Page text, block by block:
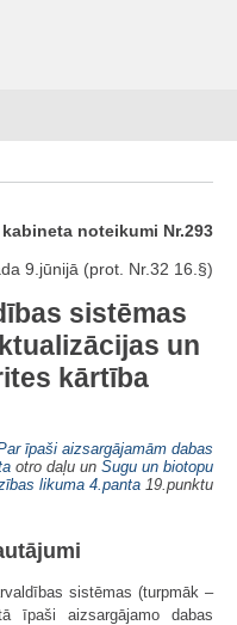
noteikumi Nr.293
9.jūnijā (prot. Nr.32 16.§)
sistēmas
un
kārtība
īpaši aizsargājamām dabas
otro daļu un Sugu un biotopu
likuma 4.panta 19.punktu
sistēmas (turpmāk –
īpaši aizsargājamo dabas